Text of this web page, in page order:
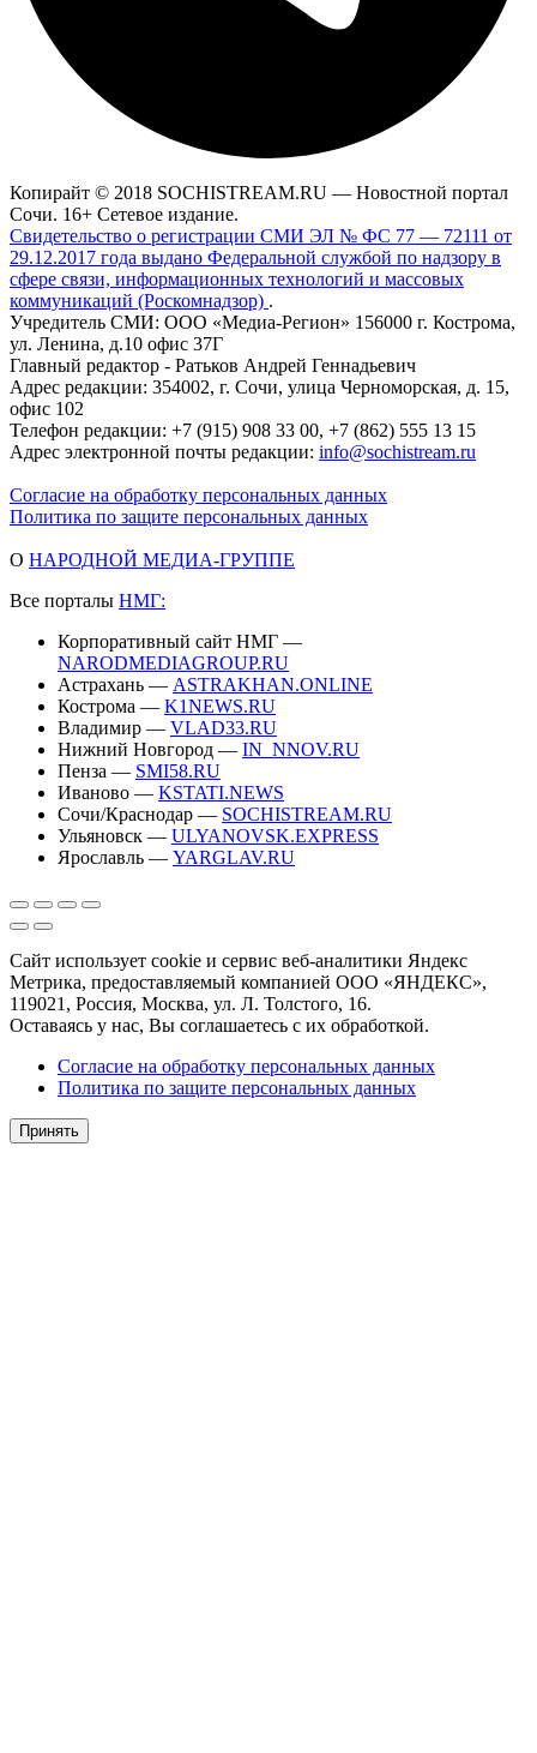
Копирайт © 2018 SOCHISTREAM.RU — Новостной портал
Сочи. 16+ Сетевое издание.
Свидетельство о регистрации СМИ ЭЛ № ФС 77 — 72111 от
29.12.2017 года выдано Федеральной службой по надзору в
сфере связи, информационных технологий и массовых
коммуникаций (Роскомнадзор) .
Учредитель СМИ: ООО «Медиа-Регион» 156000 г. Кострома,
ул. Ленина, д.10 офис 37Г
Главный редактор - Ратьков Андрей Геннадьевич
Адрес редакции: 354002, г. Сочи, улица Черноморская, д. 15,
офис 102
Телефон редакции: +7 (915) 908 33 00, +7 (862) 555 13 15
Адрес электронной почты редакции: info@sochistream.ru
Согласие на обработку персональных данных
Политика по защите персональных данных
О НАРОДНОЙ МЕДИА-ГРУППЕ
Все порталы НМГ:
Корпоративный сайт НМГ —
NARODMEDIAGROUP.RU
Астрахань — ASTRAKHAN.ONLINE
Кострома — K1NEWS.RU
Владимир — VLAD33.RU
Нижний Новгород — IN_NNOV.RU
Пенза — SMI58.RU
Иваново — KSTATI.NEWS
Сочи/Краснодар — SOCHISTREAM.RU
Ульяновск — ULYANOVSK.EXPRESS
Ярославль — YARGLAV.RU
Сайт использует cookie и сервис веб-аналитики Яндекс
Метрика, предоставляемый компанией ООО «ЯНДЕКС»,
119021, Россия, Москва, ул. Л. Толстого, 16.
Оставаясь у нас, Вы соглашаетесь с их обработкой.
Согласие на обработку персональных данных
Политика по защите персональных данных
Принять